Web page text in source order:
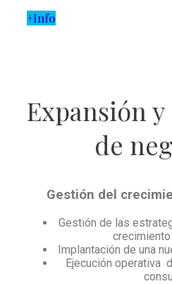
+Info
Expansión
de
Gestión del
Gestión de las
Implantación de una
Ejecución operativa